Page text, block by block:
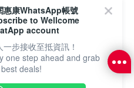
向未成年人 (18 歲以下人士)
集團
The Dairy Farm Company
惠康WhatsApp帳號
to Wellcome
account
一步接收至抵資訊！
one step ahead and grab
deals!